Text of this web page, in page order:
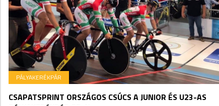
PÁLYAKERÉKPÁR
CSAPATSPRINT ORSZÁGOS CSÚCS A JUNIOR ÉS U23-AS